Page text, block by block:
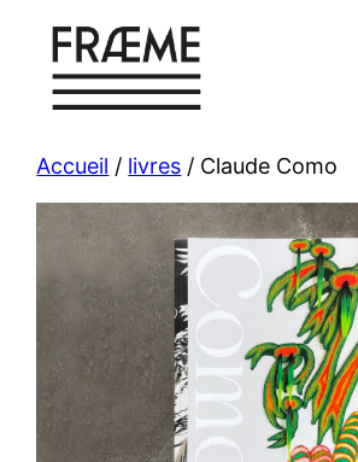
Aller
contenu
Accueil / livres / Claude Como